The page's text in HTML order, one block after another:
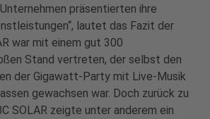
präsentierten ihre
lautet das Fazit der
war mit einem gut 300
Stand vertreten, der selbst den
der Gigawatt-Party mit Live-Musik
gewachsen war. Doch zurück zu
SOLAR zeigte unter anderem ein